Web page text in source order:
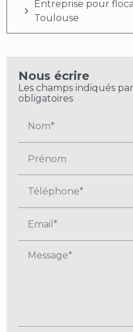
Entreprise pour
Toulouse
Nous écrire
Les champs indiqués
obligatoires
Nom*
Prénom
Téléphone*
Email*
Message*